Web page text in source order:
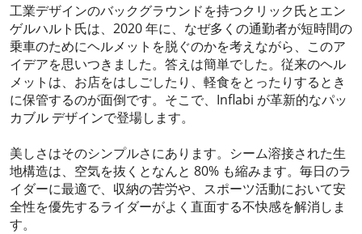
工業デザインのバックグラウンドを持つクリック氏とエン
ゲルハルト氏は、2020 年に、なぜ多くの通勤者が短時間の
乗車のためにヘルメットを脱ぐのかを考えながら、このア
イデアを思いつきました。答えは簡単でした。従来のヘル
メットは、お店をはしごしたり、軽食をとったりするとき
に保管するのが面倒です。そこで、Inflabi が革新的なパッ
カブル デザインで登場します。
美しさはそのシンプルさにあります。シーム溶接された生
地構造は、空気を抜くとなんと 80% も縮みます。毎日のラ
イダーに最適で、収納の苦労や、スポーツ活動において安
全性を優先するライダーがよく直面する不快感を解消しま
す。